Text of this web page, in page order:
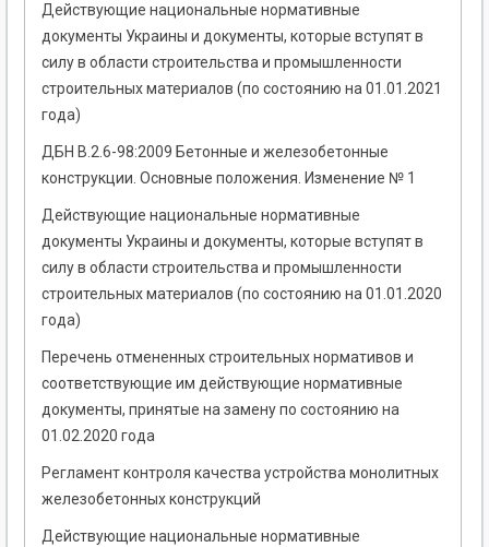
Действующие национальные нормативные
документы Украины и документы, которые вступят в
силу в области строительства и промышленности
строительных материалов (по состоянию на 01.01.2021
года)
ДБН В.2.6-98:2009 Бетонные и железобетонные
конструкции. Основные положения. Изменение № 1
Действующие национальные нормативные
документы Украины и документы, которые вступят в
силу в области строительства и промышленности
строительных материалов (по состоянию на 01.01.2020
года)
Перечень отмененных строительных нормативов и
соответствующие им действующие нормативные
документы, принятые на замену по состоянию на
01.02.2020 года
Регламент контроля качества устройства монолитных
железобетонных конструкций
Действующие национальные нормативные